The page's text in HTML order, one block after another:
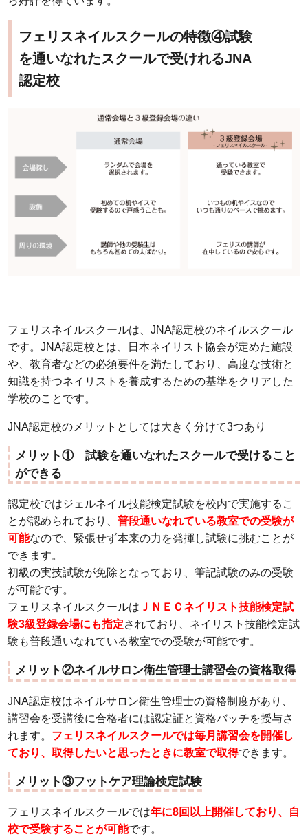
フェリスネイルスクールの特徴④試験
を通いなれたスクールで受けれるJNA
認定校
フェリスネイルスクールは、JNA認定校のネイルスクール
です。JNA認定校とは、日本ネイリスト協会が定めた施設
や、教育者などの必須要件を満たしており、高度な技術と
知識を持つネイリストを養成するための基準をクリアした
学校のことです。
JNA認定校のメリットとしては大きく分けて3つあり
メリット① 試験を通いなれたスクールで受けること
ができる
認定校ではジェルネイル技能検定試験を校内で実施するこ
とが認められており、普段通いなれている教室での受験が
可能なので、緊張せず本来の力を発揮し試験に挑むことが
できます。
初級の実技試験が免除となっており、筆記試験のみの受験
が可能です。
フェリスネイルスクールは ＪＮＥＣネイリスト技能検定試
験3級登録会場にも指定されており、ネイリスト技能検定試
験も普段通いなれている教室での受験が可能です。
メリット②ネイルサロン衛生管理士講習会の資格取得
JNA認定校はネイルサロン衛生管理士の資格制度があり、
講習会を受講後に合格者には認定証と資格バッチを授与さ
れます。 フェリスネイルスクールでは毎月講習会を開催し
ており、取得したいと思ったときに教室で取得できます。
メリット③フットケア理論検定試験
フェリスネイルスクールでは年に8回以上開催しており、自
校で受験することが可能です。